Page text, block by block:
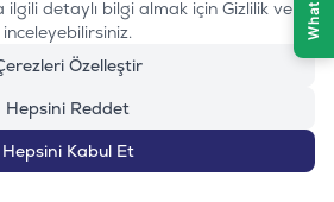
0232 7000 212
%100 MUTLU
MÜŞTERI HATTI
ilgili detaylı bilgi almak için Gizlilik ve
inceleyebilirsiniz.
Özelleştir
Hepsini Reddet
Hepsini Kabul Et